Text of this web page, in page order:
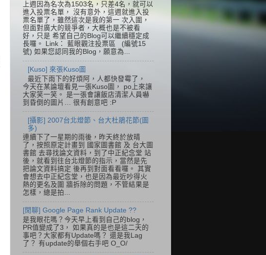
上週因為名次為1503名，只差4名，就可以
進入投票名單， 沒有意外，這週就進入投
票名單了，雖然這次是我的第一 次入圍，
但面對廣大的競爭者，大概也是不被看
好，只是 希望自己的Blog可以繼續穩定成
長囉。 Link： 藍眼觀注投票區 (編號15
號) 如果您認同我的Blog，願意為...
[Kuso] 來張Kuso圖
最近下雨下的好煩阿，人都快發霉了，
今天在某論壇看見一張Kuso圖， po上來讓
大家笑一笑。 是一張會讓飯店清潔人員嚇
到昏倒的圖片… 很有創意吧 :P
[攝影] 2007台北燈節、台大杜鵑花節(圖
多)
連續下了一星期的雨後，昨天終於放晴
了，按照原定計畫到 國家圖書館 及 台大圖
書館 去尋找論文資料，到了中正紀念堂 站
後，就看到往台北燈節的指示，當然是先
把論文資料搞定 後再到對面看看囉。 其實
會想去中正紀念堂，也是因為最近吵得火
熱的更名及圍 牆拆除的問題，不管結果是
怎樣，總是拍...
[閒聊] Google Page Rank Update ??
是我眼花嗎？今天早上看到自己的blog，
PR值變成了3， 如果真的是也是這二天的
事吧？大家都有Update嗎？ 還是我Lag
了？ 有update的舉個右手吧 O_O/